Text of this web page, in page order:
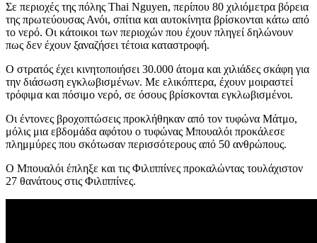
Σε περιοχές της πόλης Thai Nguyen, περίπου 80 χιλιόμετρα βόρεια
της πρωτεύουσας Ανόι, σπίτια και αυτοκίνητα βρίσκονται κάτω από
το νερό. Οι κάτοικοι των περιοχών που έχουν πληγεί δηλώνουν
πως δεν έχουν ξαναζήσει τέτοια καταστροφή.
Ο στρατός έχει κινητοποιήσει 30.000 άτομα και χιλιάδες σκάφη για
την διάσωση εγκλωβισμένων. Με ελικόπτερα, έχουν μοιραστεί
τρόφιμα και πόσιμο νερό, σε όσους βρίσκονται εγκλωβισμένοι.
Οι έντονες βροχοπτώσεις προκλήθηκαν από τον τυφώνα Μάτμο,
μόλις μια εβδομάδα αφότου ο τυφώνας Μπουαλόι προκάλεσε
πλημμύρες που σκότωσαν περισσότερους από 50 ανθρώπους.
Ο Μπουαλόι έπληξε και τις Φιλιππίνες προκαλώντας τουλάχιστον
27 θανάτους στις Φιλιππίνες.